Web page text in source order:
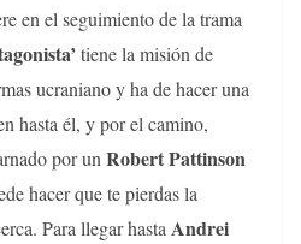
en el seguimiento de la trama
tiene la misión de
ucraniano y ha de hacer una
hasta él, y por el camino,
por un Robert Pattinson
hacer que te pierdas la
Para llegar hasta Andrei